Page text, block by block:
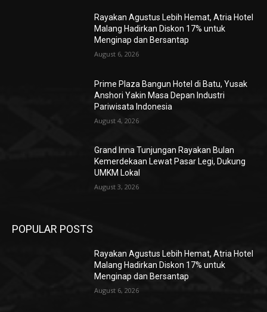
Rayakan Agustus Lebih Hemat, Atria Hotel
Malang Hadirkan Diskon 17% untuk
Menginap dan Bersantap
August 6, 2026
Prime Plaza Bangun Hotel di Batu, Yusak
Anshori Yakin Masa Depan Industri
Pariwisata Indonesia
August 4, 2026
Grand Inna Tunjungan Rayakan Bulan
Kemerdekaan Lewat Pasar Legi, Dukung
UMKM Lokal
August 3, 2026
POPULAR POSTS
Rayakan Agustus Lebih Hemat, Atria Hotel
Malang Hadirkan Diskon 17% untuk
Menginap dan Bersantap
August 6, 2026